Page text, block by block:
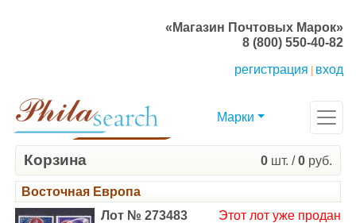
«Магазин Почтовых Марок»
8 (800) 550-40-82
регистрация
вход
Марки
Корзина 0 шт. /0 руб.
Восточная Европа
Лот № 273483
Этот лот уже продан